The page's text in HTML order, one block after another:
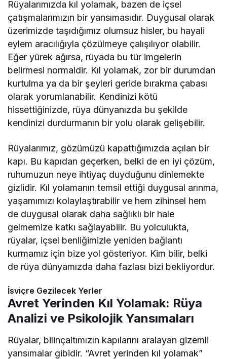
Rüyalarımızda kıl yolamak, bazen de içsel
çatışmalarımızın bir yansımasıdır. Duygusal olarak
üzerimizde taşıdığımız olumsuz hisler, bu hayali
eylem aracılığıyla çözülmeye çalışılıyor olabilir.
Eğer yürek ağırsa, rüyada bu tür imgelerin
belirmesi normaldir. Kıl yolamak, zor bir durumdan
kurtulma ya da bir şeyleri geride bırakma çabası
olarak yorumlanabilir. Kendinizi kötü
hissettiğinizde, rüya dünyanızda bu şekilde
kendinizi durdurmanın bir yolu olarak gelişebilir.
Rüyalarımız, gözümüzü kapattığımızda açılan bir
kapı. Bu kapıdan geçerken, belki de en iyi çözüm,
ruhumuzun neye ihtiyaç duyduğunu dinlemekte
gizlidir. Kıl yolamanın temsil ettiği duygusal arınma,
yaşamımızı kolaylaştırabilir ve hem zihinsel hem
de duygusal olarak daha sağlıklı bir hale
gelmemize katkı sağlayabilir. Bu yolculukta,
rüyalar, içsel benliğimizle yeniden bağlantı
kurmamız için bize yol gösteriyor. Kim bilir, belki
de rüya dünyamızda daha fazlası bizi bekliyordur.
İsviçre Gezilecek Yerler
Avret Yerinden Kıl Yolamak: Rüya
Analizi ve Psikolojik Yansımaları
Rüyalar, bilinçaltımızın kapılarını aralayan gizemli
yansımalar gibidir. “Avret yerinden kıl yolamak”